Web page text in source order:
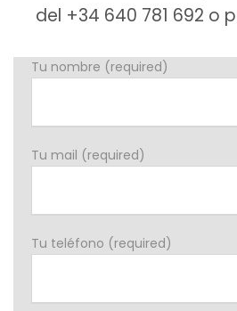
del +34 640 781 692 o
Tu nombre (required)
Tu mail (required)
Tu teléfono (required)